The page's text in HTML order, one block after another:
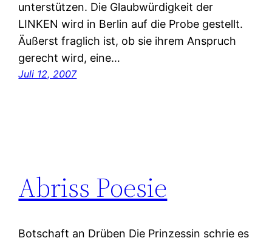
unterstützen. Die Glaubwürdigkeit der
LINKEN wird in Berlin auf die Probe gestellt.
Äußerst fraglich ist, ob sie ihrem Anspruch
gerecht wird, eine…
Juli 12, 2007
Abriss Poesie
Botschaft an Drüben Die Prinzessin schrie es